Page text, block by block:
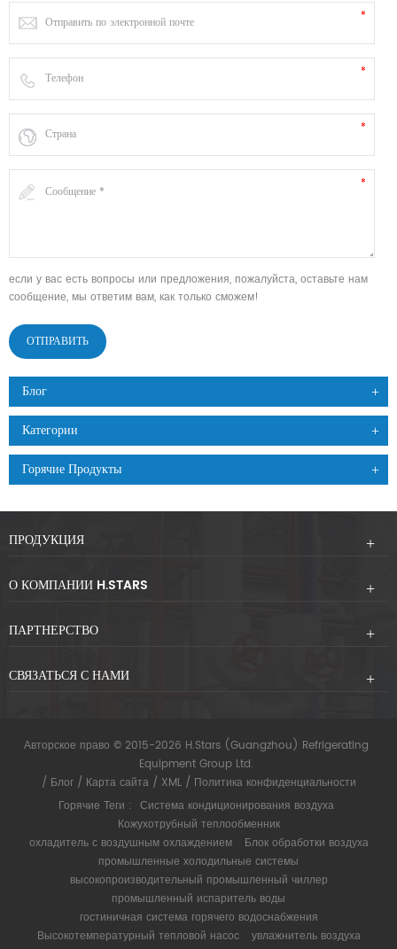
если у вас есть вопросы или предложения, пожалуйста, оставьте нам
сообщение, мы ответим вам, как только сможем!
Блог
Категории
Горячие Продукты
ПРОДУКЦИЯ
О КОМПАНИИ H.STARS
ПАРТНЕРСТВО
СВЯЗАТЬСЯ С НАМИ
Авторское право © 2015-2026 H.Stars (Guangzhou) Refrigerating
Equipment Group Ltd.
/ Блог/ Карта сайта/ XML/ Политика конфиденциальности
Горячие Теги : Система кондиционирования воздуха
Кожухотрубный теплообменник
охладитель с воздушным охлаждением
Блок обработки воздуха
промышленные холодильные системы
высокопроизводительный промышленный чиллер
промышленный испаритель воды
гостиничная система горячего водоснабжения
Высокотемпературный тепловой насос
увлажнитель воздуха